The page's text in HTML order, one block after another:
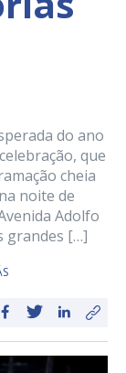
do ano
que
cheia
noite de
Adolfo
grandes […]